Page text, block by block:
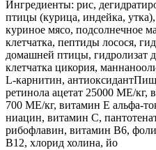
Ингредиенты: рис,
птицы (курица, индейка,
куриное мясо, подсолнечное
клетчатка, пептиды лосося,
домашней птицы, гидролизат
клетчатка цикория,
L-карнитин,
ретинола ацетат 25000 МЕ/кг,
700 МЕ/кг, витамин Е альфа-
ниацин, витамин С,
рибофлавин, витамин В6,
В12, хлорид холина, йо